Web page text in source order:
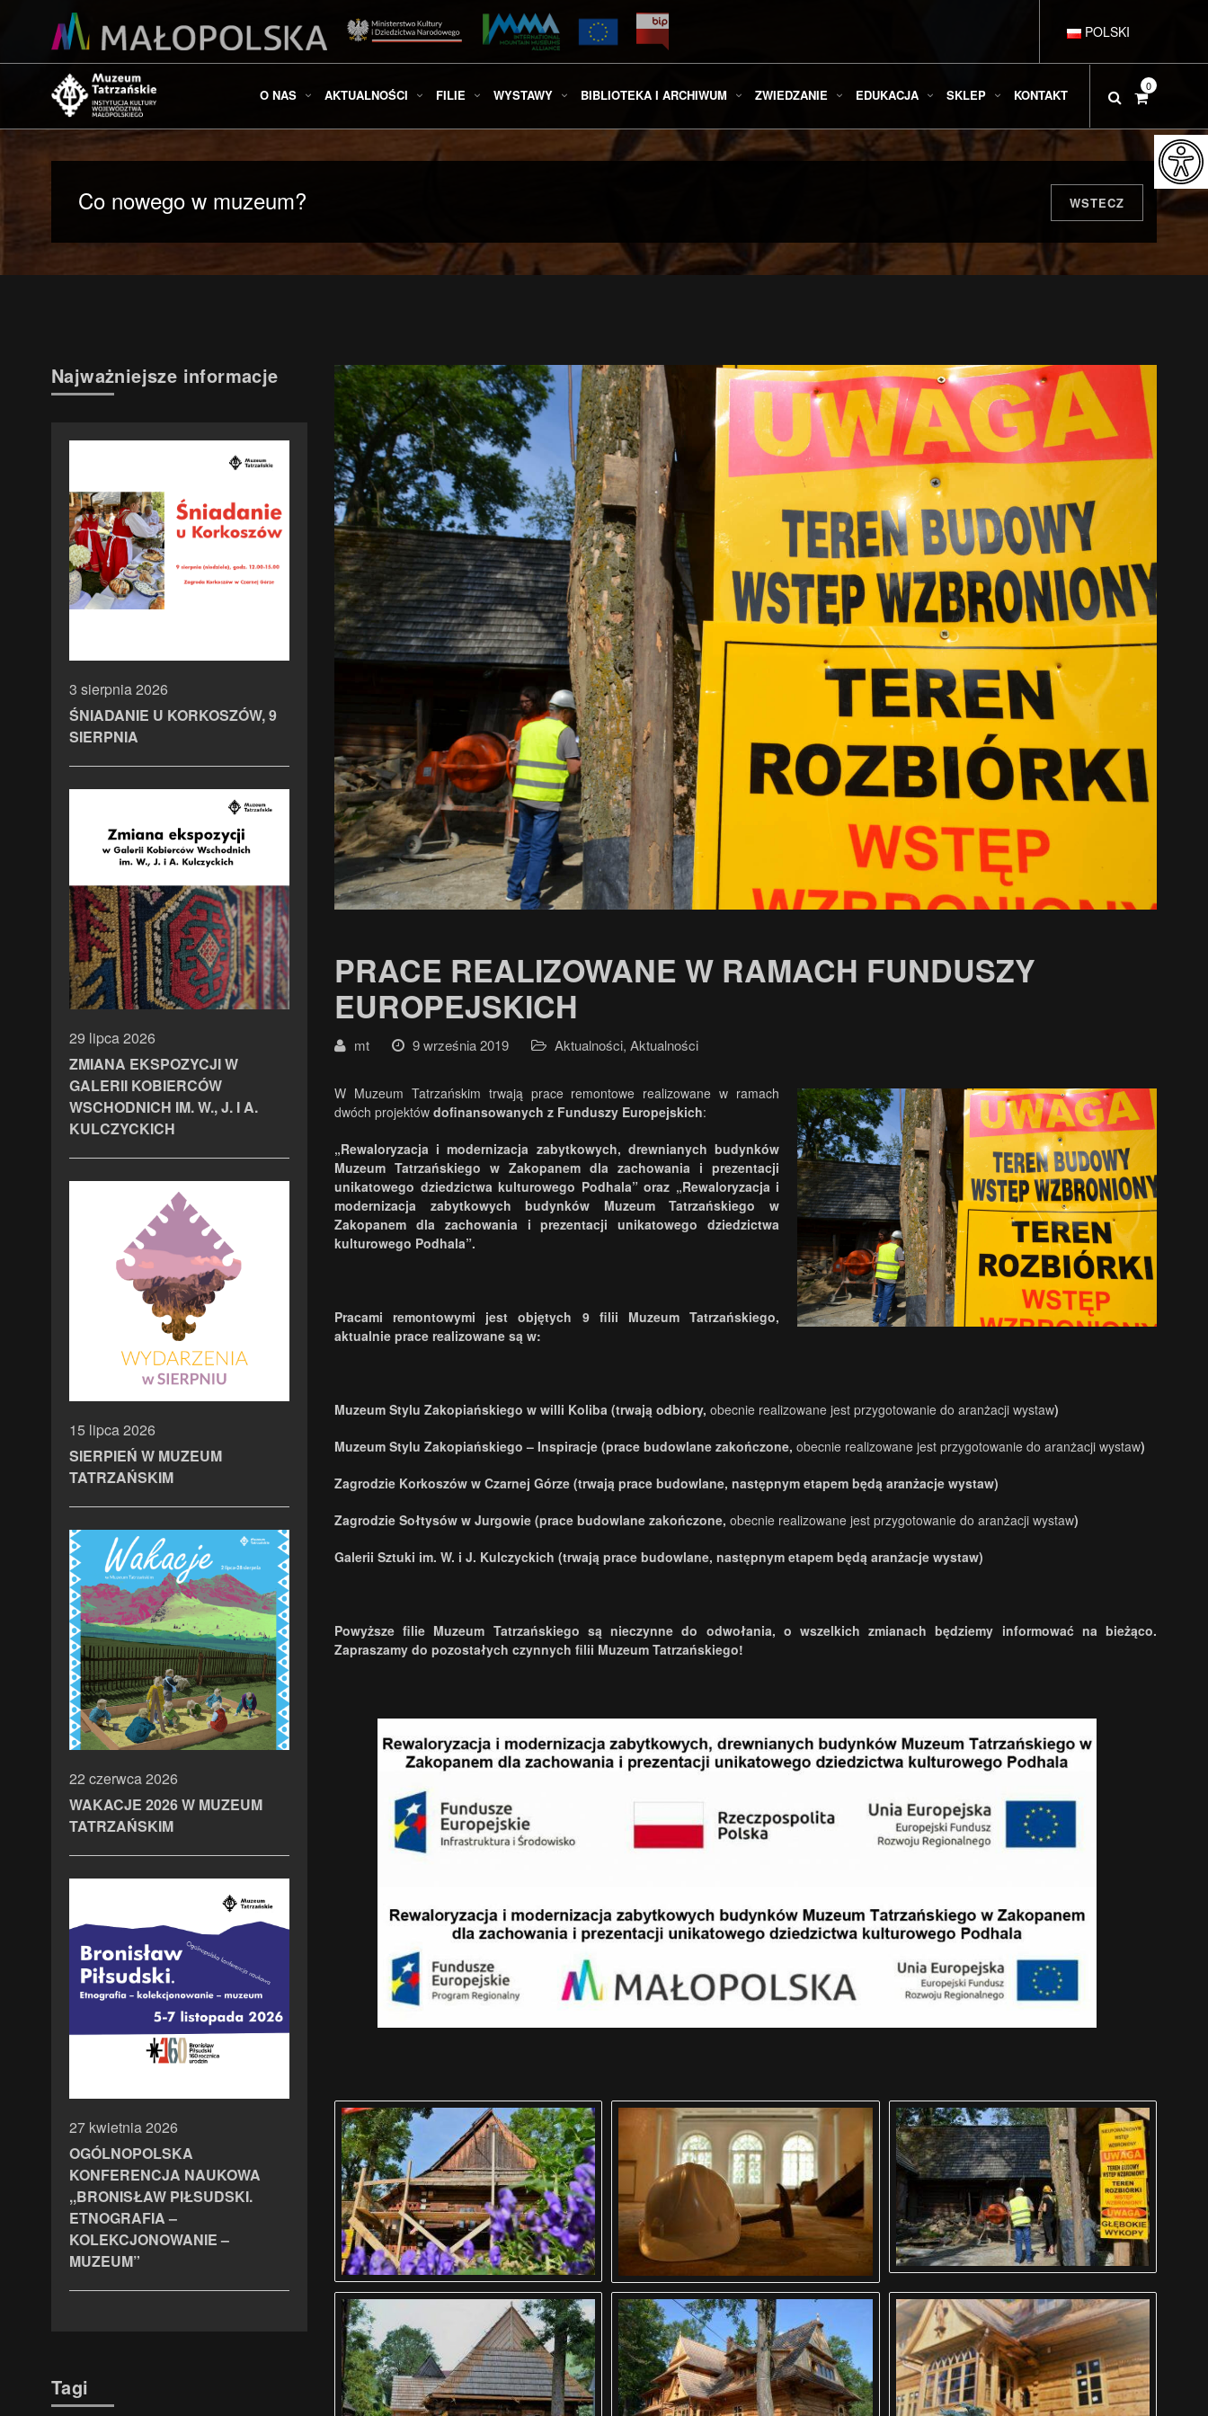
POLSKI
DEUTSCH
ESPAÑOL
РУССКИЙ
中文 (中国)
日本語
O NAS AKTUALNOŚCI FILIE WYSTAWY BIBLIOTEKA I ARCHIWUM ZWIEDZANIE EDUKACJA SKLEP KONTAKT
0
Co nowego w muzeum? WSTECZ
PRACE REALIZOWANE W RAMACH FUNDUSZY
EUROPEJSKICH
mt 9 września 2019 Aktualności, Aktualności
W Muzeum Tatrzańskim trwają prace remontowe realizowane w ramach
dwóch projektów dofinansowanych z Funduszy Europejskich:
„Rewaloryzacja i modernizacja zabytkowych, drewnianych budynków
Muzeum Tatrzańskiego w Zakopanem dla zachowania i prezentacji
unikatowego dziedzictwa kulturowego Podhala” oraz „Rewaloryzacja i
modernizacja zabytkowych budynków Muzeum Tatrzańskiego w
Zakopanem dla zachowania i prezentacji unikatowego dziedzictwa
kulturowego Podhala”.
Pracami remontowymi jest objętych 9 filii Muzeum Tatrzańskiego,
aktualnie prace realizowane są w:
Muzeum Stylu Zakopiańskiego w willi Koliba (trwają odbiory, obecnie realizowane jest przygotowanie do aranżacji wystaw)
Muzeum Stylu Zakopiańskiego – Inspiracje (prace budowlane zakończone, obecnie realizowane jest przygotowanie do aranżacji wystaw)
Zagrodzie Korkoszów w Czarnej Górze (trwają prace budowlane, następnym etapem będą aranżacje wystaw)
Zagrodzie Sołtysów w Jurgowie (prace budowlane zakończone, obecnie realizowane jest przygotowanie do aranżacji wystaw)
Galerii Sztuki im. W. i J. Kulczyckich (trwają prace budowlane, następnym etapem będą aranżacje wystaw)
Powyższe filie Muzeum Tatrzańskiego są nieczynne do odwołania, o wszelkich zmianach będziemy informować na bieżąco.
Zapraszamy do pozostałych czynnych filii Muzeum Tatrzańskiego!
Najważniejsze informacje
3 sierpnia 2026
ŚNIADANIE U KORKOSZÓW, 9
SIERPNIA
29 lipca 2026
ZMIANA EKSPOZYCJI W
GALERII KOBIERCÓW
WSCHODNICH IM. W., J. I A.
KULCZYCKICH
15 lipca 2026
SIERPIEŃ W MUZEUM
TATRZAŃSKIM
22 czerwca 2026
WAKACJE 2026 W MUZEUM
TATRZAŃSKIM
27 kwietnia 2026
OGÓLNOPOLSKA
KONFERENCJA NAUKOWA
,,BRONISŁAW PIŁSUDSKI.
ETNOGRAFIA –
KOLEKCJONOWANIE –
MUZEUM”
Tagi
.